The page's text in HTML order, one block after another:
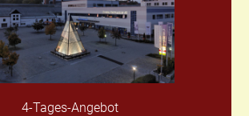
4-Tages-Angebot